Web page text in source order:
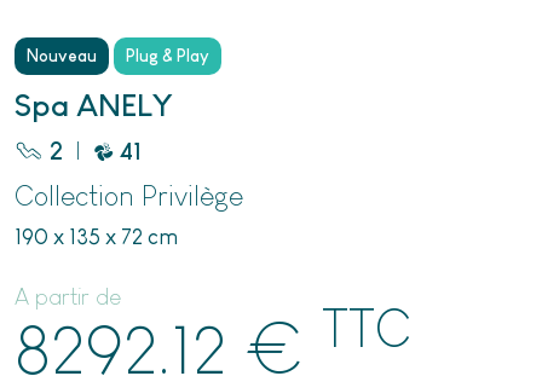
Nouveau Plug & Play
Spa ANELY
2 | 41
Collection Privilège
190 x 135 x 72 cm
A partir de
8292.12 € TTC